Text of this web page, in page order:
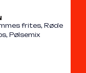
frites, Røde
Pølsemix